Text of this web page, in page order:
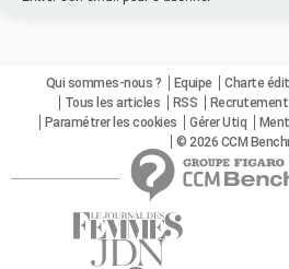
Qui sommes-nous ? Equipe Charte
Tous les articles
RSS Recrutement
Paramétrer les cookies
Gérer Utiq
© 2026 CCM